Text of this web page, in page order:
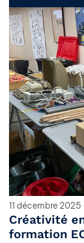
11 décembre 2025
Créativité
formation